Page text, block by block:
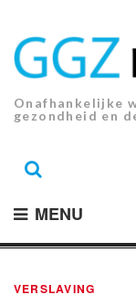
inhoud.
Onafhankelijke
gezondheid en
MENU
VERSLAVING